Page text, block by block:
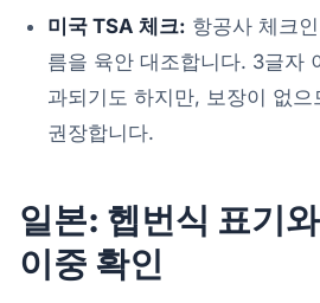
미국 TSA 체크: 항공사 체크
름을 육안 대조합니다. 3글자
과되기도 하지만, 보장이 없
권장합니다.
일본: 헵번식 표기
이중 확인